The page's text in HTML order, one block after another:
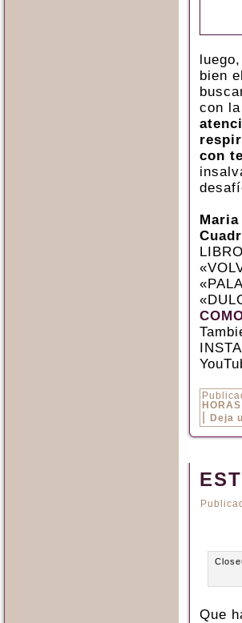
bien
con
con
Deja
Que